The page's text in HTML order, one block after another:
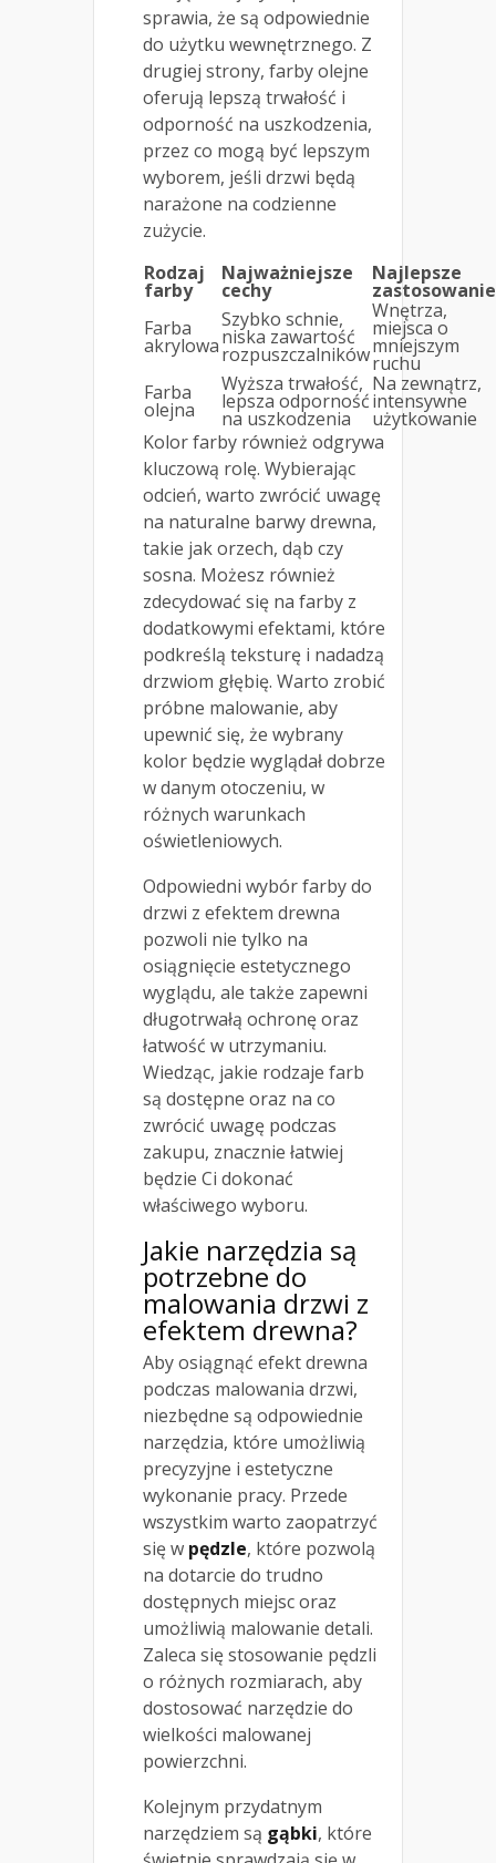
sprawia, że są odpowiednie
do użytku wewnętrznego. Z
drugiej strony, farby olejne
oferują lepszą trwałość i
odporność na uszkodzenia,
przez co mogą być lepszym
wyborem, jeśli drzwi będą
narażone na codzienne
zużycie.
Rodzaj
farby
Najważniejsze
cechy
Najlepsze
zastosowanie
Farba
akrylowa
Szybko schnie,
niska zawartość
rozpuszczalników
Wnętrza,
miejsca o
mniejszym
ruchu
Farba
olejna
Wyższa trwałość,
lepsza odporność
na uszkodzenia
Na zewnątrz,
intensywne
użytkowanie
Kolor farby również odgrywa
kluczową rolę. Wybierając
odcień, warto zwrócić uwagę
na naturalne barwy drewna,
takie jak orzech, dąb czy
sosna. Możesz również
zdecydować się na farby z
dodatkowymi efektami, które
podkreślą teksturę i nadadzą
drzwiom głębię. Warto zrobić
próbne malowanie, aby
upewnić się, że wybrany
kolor będzie wyglądał dobrze
w danym otoczeniu, w
różnych warunkach
oświetleniowych.
Odpowiedni wybór farby do
drzwi z efektem drewna
pozwoli nie tylko na
osiągnięcie estetycznego
wyglądu, ale także zapewni
długotrwałą ochronę oraz
łatwość w utrzymaniu.
Wiedząc, jakie rodzaje farb
są dostępne oraz na co
zwrócić uwagę podczas
zakupu, znacznie łatwiej
będzie Ci dokonać
właściwego wyboru.
Jakie narzędzia są
potrzebne do
malowania drzwi z
efektem drewna?
Aby osiągnąć efekt drewna
podczas malowania drzwi,
niezbędne są odpowiednie
narzędzia, które umożliwią
precyzyjne i estetyczne
wykonanie pracy. Przede
wszystkim warto zaopatrzyć
się w pędzle, które pozwolą
na dotarcie do trudno
dostępnych miejsc oraz
umożliwią malowanie detali.
Zaleca się stosowanie pędzli
o różnych rozmiarach, aby
dostosować narzędzie do
wielkości malowanej
powierzchni.
Kolejnym przydatnym
narzędziem są gąbki, które